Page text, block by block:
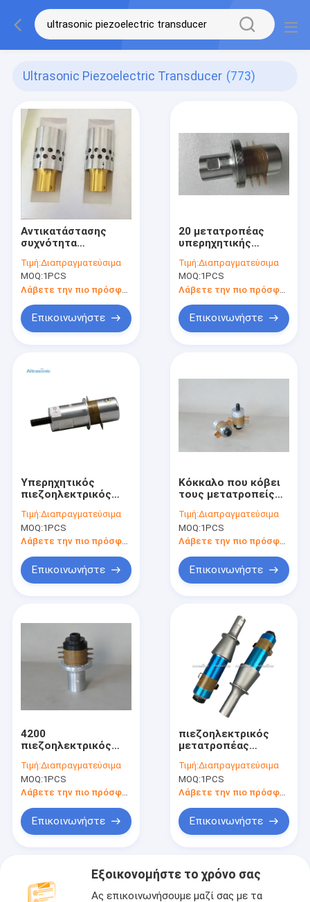
Ultrasonic Piezoelectric Transducer (773)
Αντικατάστασης
συχνότητα
Dukane 110-3168
υπερηχητική
πιεζοηλεκτρική,
κεραμική 4 PC
Τιμή:Διαπραγματεύσιμα
MOQ:1PCS
Λάβετε την πιο πρόσφατη τιμή
Επικοινωνήστε
20 μετατροπέας
υπερηχητικής
2KW, υπερηχητικός
πιεζοηλεκτρικός
μετατροπέας
Τιμή:Διαπραγματεύσιμα
MOQ:1PCS
Επικοινωνήστε
Υπερηχητικός
πιεζοηλεκτρικός
35khz για τη
συγκόλληση
Τιμή:Διαπραγματεύσιμα
MOQ:1PCS
Λάβετε την πιο πρόσφατη τιμή
Επικοινωνήστε
Κόκκαλο που κόβει
τους μετατροπείς
συγκόλλησης
ικανότητα 6.2 - 6.9 nf
Τιμή:Διαπραγματεύσιμα
MOQ:1PCS
Επικοινωνήστε
4200
πιεζοηλεκτρικός
υπερηχητικός με 6
κεραμικά δαχτυλίδια,
20khz
Τιμή:Διαπραγματεύσιμα
MOQ:1PCS
Λάβετε την πιο πρόσφατη τιμή
Επικοινωνήστε
πιεζοηλεκτρικός
μετατροπέας
συγκόλλησης 2.6kw
NTK για τον
ταλαντωτή
Τιμή:Διαπραγματεύσιμα
MOQ:1PCS
Λάβετε την πιο πρόσφατη τιμή
Επικοινωνήστε
Εξοικονομήστε το χρόνο σας
Ας επικοινωνήσουμε μαζί σας με τα